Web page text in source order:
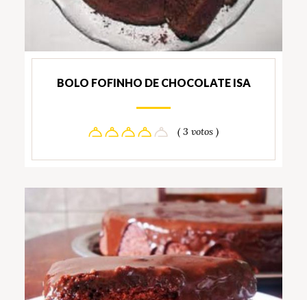
BOLO FOFINHO DE CHOCOLATE ISA
( 3 votos )